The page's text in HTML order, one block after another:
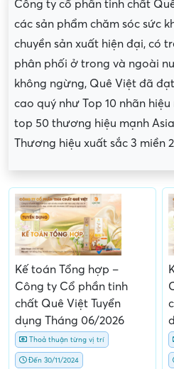
Công ty cổ phần tinh chất
các sản phẩm chăm sóc sức
chuyền sản xuất hiện đại, có
phân phối ở trong và ngoài
không ngừng, Quê Việt đã
cao quý như Top 10 nhãn
top 50 thương hiệu mạnh
Thương hiệu xuất sắc 3 miền
Kế toán Tổng hợp –
Công ty Cổ phần tinh
chất Quê Việt Tuyển
dụng Tháng 06/2026
Thoả thuận từng vị trí
Đến 30/11/2024